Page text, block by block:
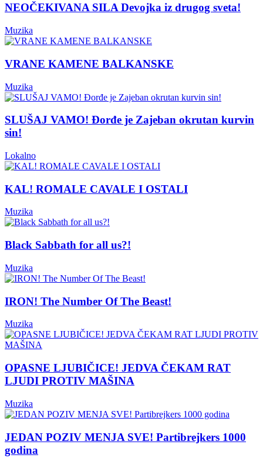
NEOČEKIVANA SILA Devojka iz drugog sveta!
Muzika
VRANE KAMENE BALKANSKE
Muzika
SLUŠAJ VAMO! Đorđe je Zajeban okrutan kurvin
sin!
Lokalno
KAL! ROMALE CAVALE I OSTALI
Muzika
Black Sabbath for all us?!
Muzika
IRON! The Number Of The Beast!
Muzika
OPASNE LJUBIČICE! JEDVA ČEKAM RAT
LJUDI PROTIV MAŠINA
Muzika
JEDAN POZIV MENJA SVE! Partibrejkers 1000
godina